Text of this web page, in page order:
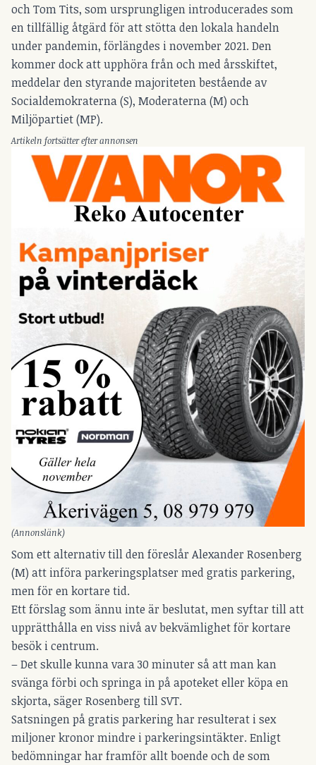
och Tom Tits, som ursprungligen introducerades som
en tillfällig åtgärd för att stötta den lokala handeln
under pandemin, förlängdes i november 2021. Den
kommer dock att upphöra från och med årsskiftet,
meddelar den styrande majoriteten bestående av
Socialdemokraterna (S), Moderaterna (M) och
Miljöpartiet (MP).
Artikeln fortsätter efter annonsen
(Annonslänk)
Som ett alternativ till den föreslår Alexander Rosenberg
(M) att införa parkeringsplatser med gratis parkering,
men för en kortare tid.
Ett förslag som ännu inte är beslutat, men syftar till att
upprätthålla en viss nivå av bekvämlighet för kortare
besök i centrum.
– Det skulle kunna vara 30 minuter så att man kan
svänga förbi och springa in på apoteket eller köpa en
skjorta, säger Rosenberg till SVT.
Satsningen på gratis parkering har resulterat i sex
miljoner kronor mindre i parkeringsintäkter. Enligt
bedömningar har framför allt boende och de som